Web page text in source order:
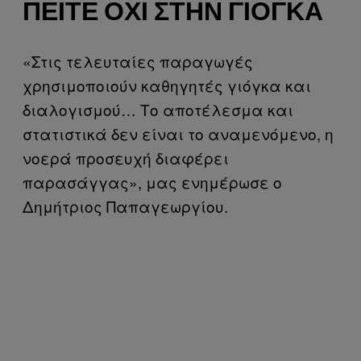
ΠΕΊΤΕ ΌΧΙ ΣΤΗΝ ΓΙΌΓΚΑ
«Στις τελευταίες παραγωγές
χρησιμοποιούν καθηγητές γιόγκα και
διαλογισμού… Το αποτέλεσμα και
στατιστικά δεν είναι το αναμενόμενο, η
νοερά προσευχή διαφέρει
παρασάγγας», μας ενημέρωσε ο
Δημήτριος Παπαγεωργίου.